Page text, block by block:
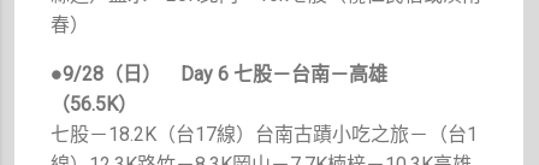
春）
●9/28（日）
Day 6 七股－台南－高雄
（56.5K）
七股－18.2K（台17線）台南古蹟小吃之旅－（台1